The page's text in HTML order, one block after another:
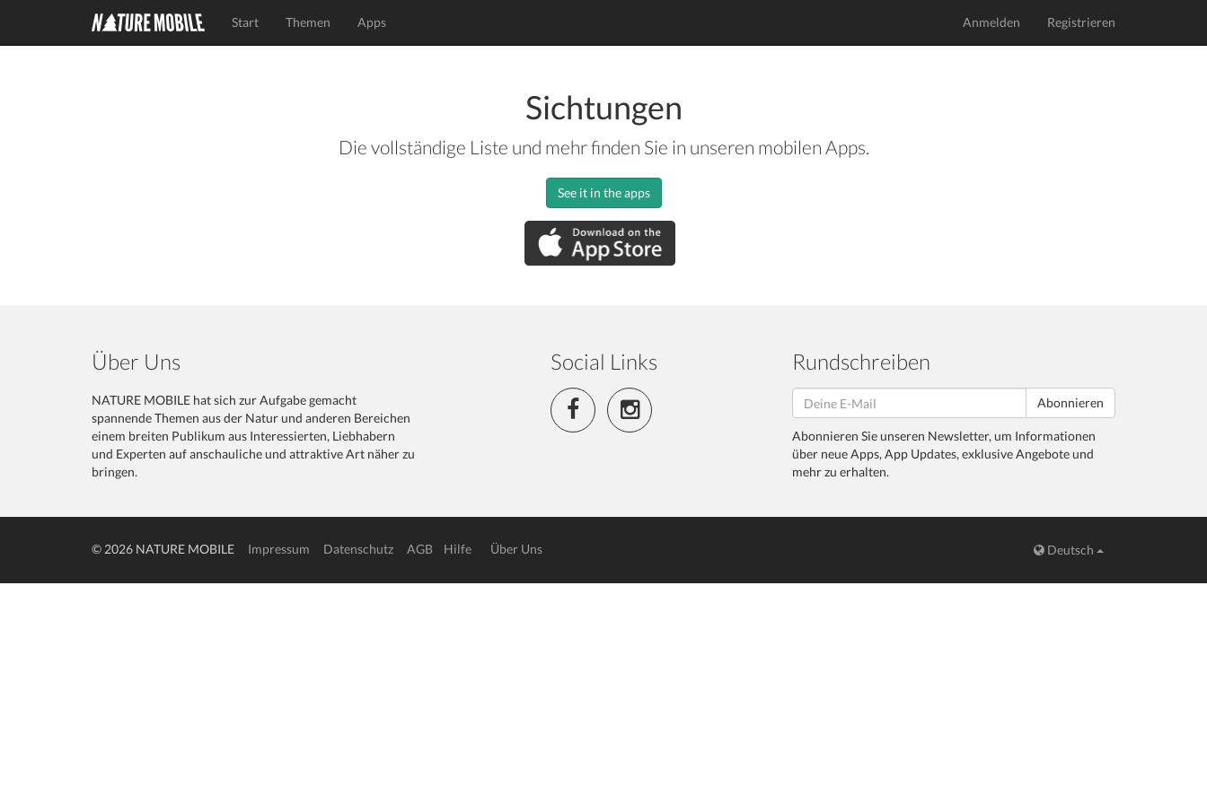
Start Themen Apps Anmelden Registrieren
Sichtungen
Die vollständige Liste und mehr finden Sie in unseren mobilen Apps.
See it in the apps
Über Uns
NATURE MOBILE hat sich zur Aufgabe gemacht
spannende Themen aus der Natur und anderen Bereichen
einem breiten Publikum aus Interessierten, Liebhabern
und Experten auf anschauliche und attraktive Art näher zu
bringen.
Social Links Rundschreiben
Abonnieren
Abonnieren Sie unseren Newsletter, um Informationen
über neue Apps, App Updates, exklusive Angebote und
mehr zu erhalten.
© 2026 NATURE MOBILE Impressum Datenschutz AGB Hilfe Über Uns Deutsch